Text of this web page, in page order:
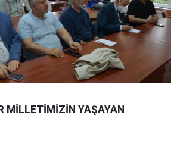
MİLLETİMİZİN YAŞAYAN